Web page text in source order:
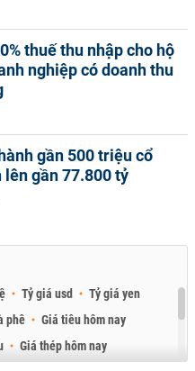
thuế thu nhập cho hộ
nghiệp có doanh thu
gần 500 triệu cổ
lên gần 77.800 tỷ
Tỷ giá usd
Tỷ giá yen
phê
Giá tiêu hôm nay
Giá thép hôm nay